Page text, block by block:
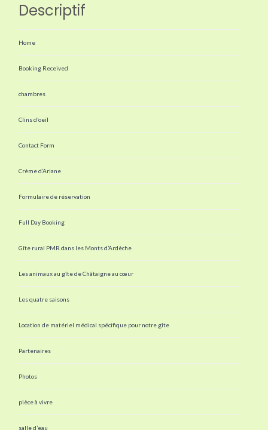
Descriptif
Home
Booking Received
chambres
Clins d’oeil
Contact Form
Crème d’Ariane
Formulaire de réservation
Full Day Booking
Gîte rural PMR dans les Monts d’Ardèche
Les animaux au gîte de Châtaigne au cœur
Les quatre saisons
Location de matériel médical spécifique pour notre gîte
Partenaires
Photos
pièce à vivre
salle d’eau